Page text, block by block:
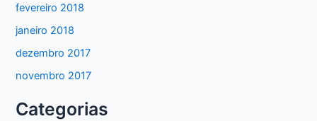
fevereiro 2018
janeiro 2018
dezembro 2017
novembro 2017
Categorias